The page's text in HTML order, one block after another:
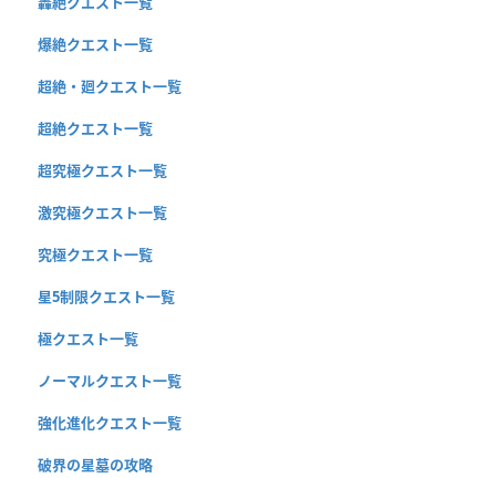
爆絶クエスト一覧
超絶・廻クエスト一覧
超絶クエスト一覧
超究極クエスト一覧
激究極クエスト一覧
究極クエスト一覧
星5制限クエスト一覧
極クエスト一覧
ノーマルクエスト一覧
強化進化クエスト一覧
破界の星墓の攻略